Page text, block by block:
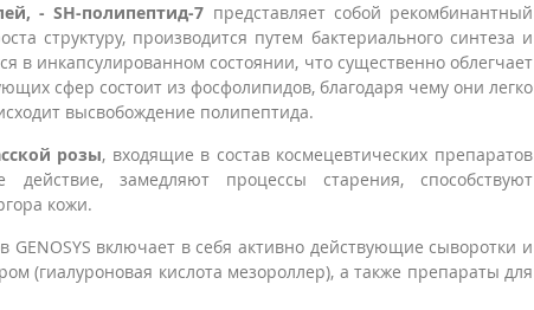
- SH-полипептид-7 представляет собой рекомбинантный
структуру, производится путем бактериального синтеза и
в инкапсулированном состоянии, что существенно облегчает
сфер состоит из фосфолипидов, благодаря чему они легко
высвобождение полипептида.
розы, входящие в состав космецевтических препаратов
действие, замедляют процессы старения, способствуют
кожи.
включает в себя активно действующие сыворотки и
(гиалуроновая кислота мезороллер), а также препараты для